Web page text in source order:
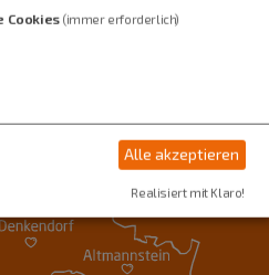
Cookies (immer erforderlich)
Alle akzeptieren
Realisiert mit Klaro!